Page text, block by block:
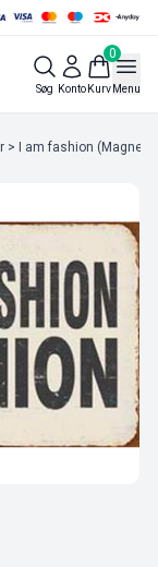
Søg Konto
0
KurvMenu
> I am fashion (Magnet)